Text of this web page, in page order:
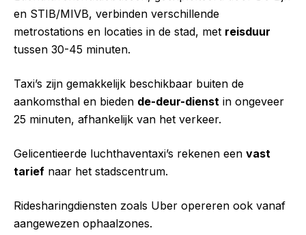
en STIB/MIVB, verbinden verschillende
metrostations en locaties in de stad, met reisduur
tussen 30-45 minuten.
Taxi’s zijn gemakkelijk beschikbaar buiten de
aankomsthal en bieden de-deur-dienst in ongeveer
25 minuten, afhankelijk van het verkeer.
Gelicentieerde luchthaventaxi’s rekenen een vast
tarief naar het stadscentrum.
Ridesharingdiensten zoals Uber opereren ook vanaf
aangewezen ophaalzones.